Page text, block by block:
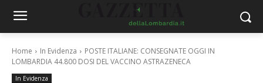
Home In Evidenza
POSTE ITALIANE: CONSEGNATE OGGI IN
LOMBARDIA 44.800 DOSI DEL VACCINO ASTRAZENECA
In Evidenza